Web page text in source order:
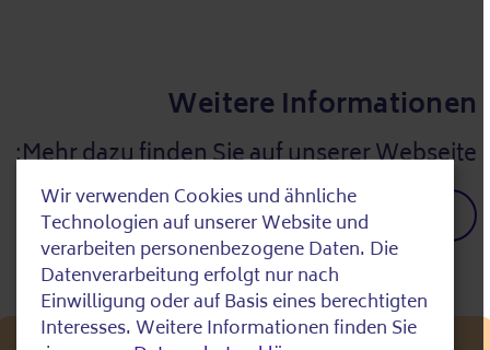
Weitere Informationen
Mehr dazu finden Sie auf unserer Webseite:
Zur Webseite
personal
data
Wir verwenden Cookies und ähnliche
Technologien auf unserer Website und
verarbeiten personenbezogene Daten. Die
Datenverarbeitung erfolgt nur nach
Einwilligung oder auf Basis eines berechtigten
Interesses. Weitere Informationen finden Sie